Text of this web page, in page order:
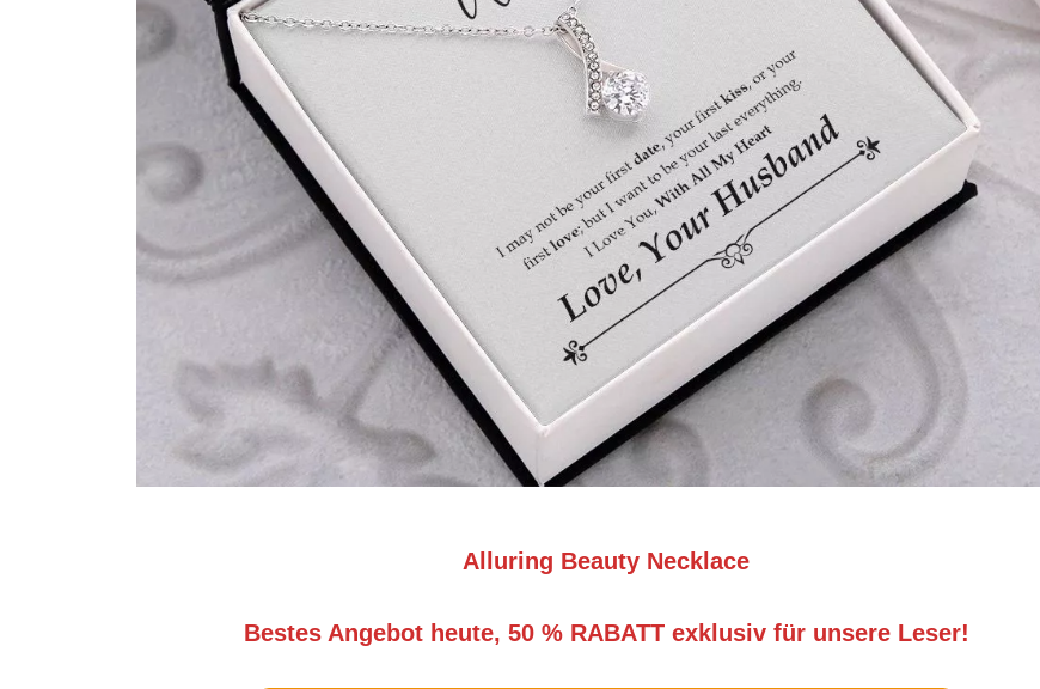
Alluring Beauty Necklace
Bestes Angebot heute, 50 % RABATT exklusiv für unsere Leser!